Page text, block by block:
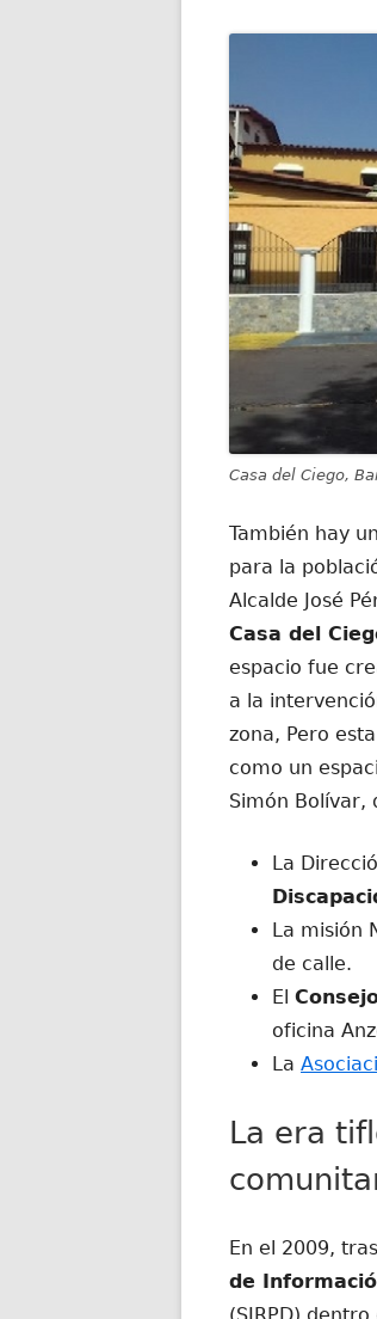
Casa del Ciego,
También hay
para la
Alcalde José
Casa del
espacio fue
a la
zona, Pero
como un
Simón Bolívar,
La
La misión
de calle.
El
oficina
La
La era
En el 2009,
de
(SIRPD)